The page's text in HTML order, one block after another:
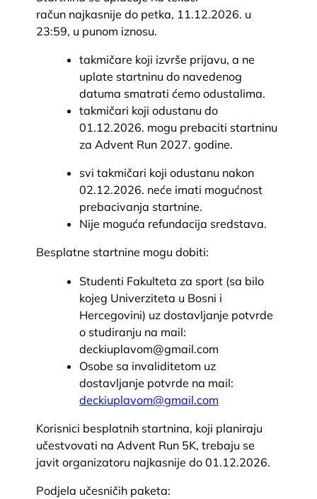
račun najkasnije do petka, 11.12.2026. u
23:59, u punom iznosu.
takmičare koji izvrše prijavu, a ne
uplate startninu do navedenog
datuma smatrati ćemo odustalima.
takmičari koji odustanu do
01.12.2026. mogu prebaciti startninu
za Advent Run 2027. godine.
svi takmičari koji odustanu nakon
02.12.2026. neće imati mogućnost
prebacivanja startnine.
Nije moguća refundacija sredstava.
Besplatne startnine mogu dobiti:
Studenti Fakulteta za sport (sa bilo
kojeg Univerziteta u Bosni i
Hercegovini) uz dostavljanje potvrde
o studiranju na mail:
deckiuplavom@gmail.com
Osobe sa invaliditetom uz
dostavljanje potvrde na mail:
deckiuplavom@gmail.com
Korisnici besplatnih startnina, koji planiraju
učestvovati na Advent Run 5K, trebaju se
javit organizatoru najkasnije do 01.12.2026.
Podjela učesničih paketa: